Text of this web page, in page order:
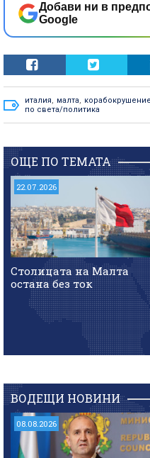
Добави ни в
Google
италия, малта, корабокрушение
по света/политика
ОЩЕ ПО ТЕМАТА
22.07.2026
Столицата на Малта
остана без ток
ВОДЕЩИ НОВИНИ
08.08.2026